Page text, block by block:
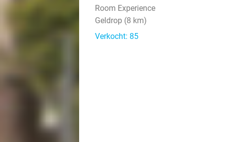
Room Experience
Geldrop (8 km)
Verkocht: 85